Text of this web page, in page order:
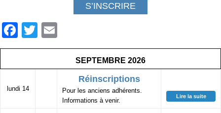
S’INSCRIRE
F
a
b
T
wi m
SEPTEMBRE 2026
lundi 14
Réinscriptions
Pour les anciens adhérents.
Informations à venir.
Lire la suite